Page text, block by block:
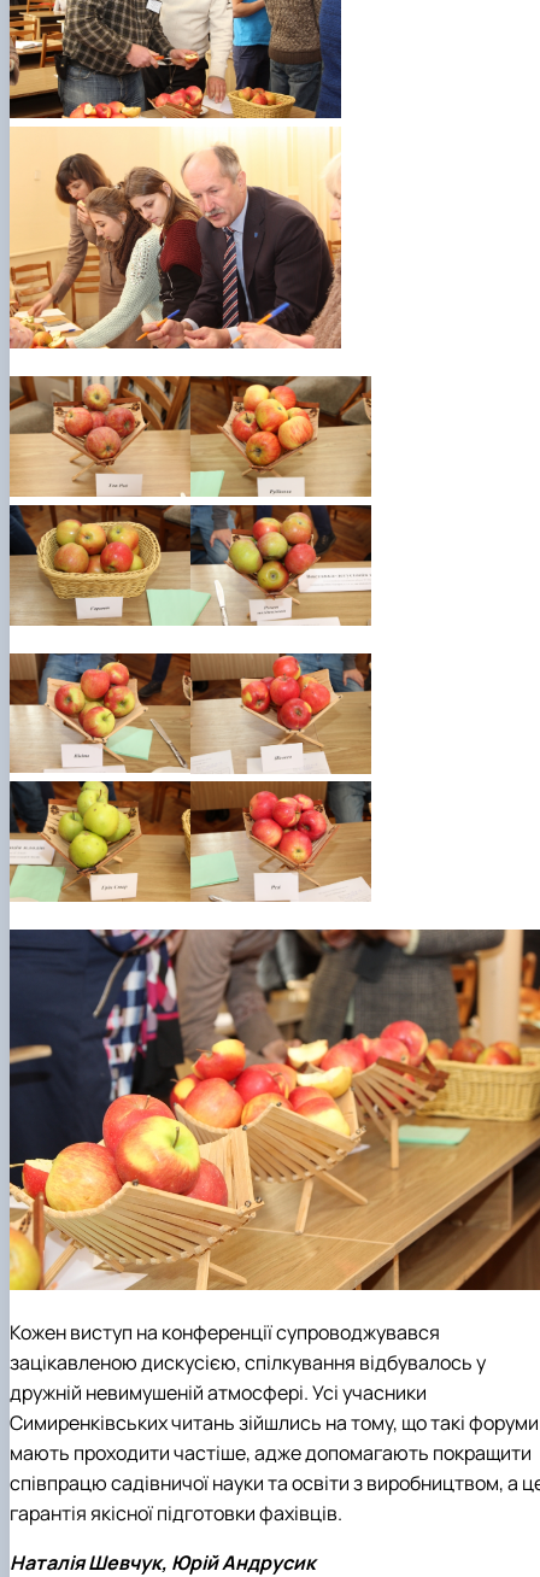
Кожен виступ на конференції супроводжувався
зацікавленою дискусією, спілкування відбувалось у
дружній невимушеній атмосфері. Усі учасники
Симиренківських читань зійшлись на тому, що такі форуми
мають проходити частіше, адже допомагають покращити
співпрацю садівничої науки та освіти з виробництвом, а
гарантія якісної підготовки фахівців.
Наталія Шевчук, Юрій Андрусик